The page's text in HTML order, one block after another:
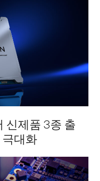
신제품 3종 출
극대화